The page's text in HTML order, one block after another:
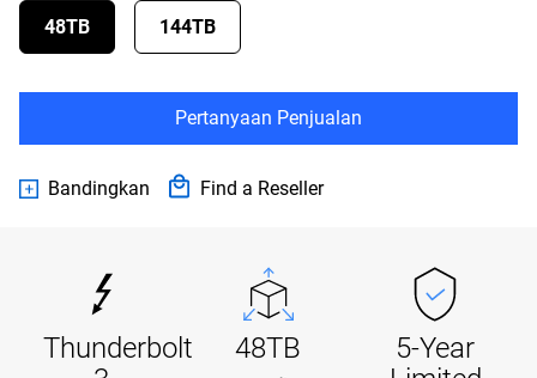
48TB 144TB
Pertanyaan Penjualan
Bandingkan Find a Reseller
Thunderbolt
48TB
5-Year